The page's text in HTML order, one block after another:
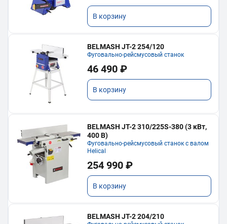
В корзину
BELMASH JT-2 254/120
Фуговально-рейсмусовый станок
46 490 ₽
В корзину
BELMASH JT-2 310/225S-380 (3 кВт,
400 В)
Фуговально-рейсмусовый станок с валом
Helical
254 990 ₽
В корзину
BELMASH JT-2 204/210